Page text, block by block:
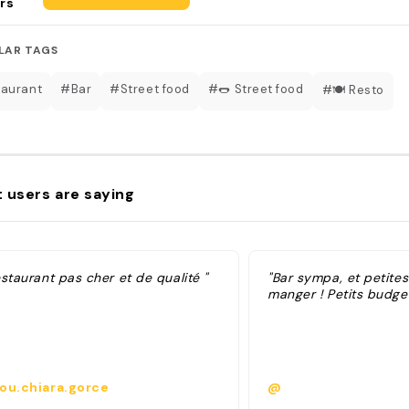
TAGS
#Bar #Street food #🌭 Street food #🍽️ Resto
users are saying
pas cher et de qualité "
"Bar sympa, et
manger ! Petits
@